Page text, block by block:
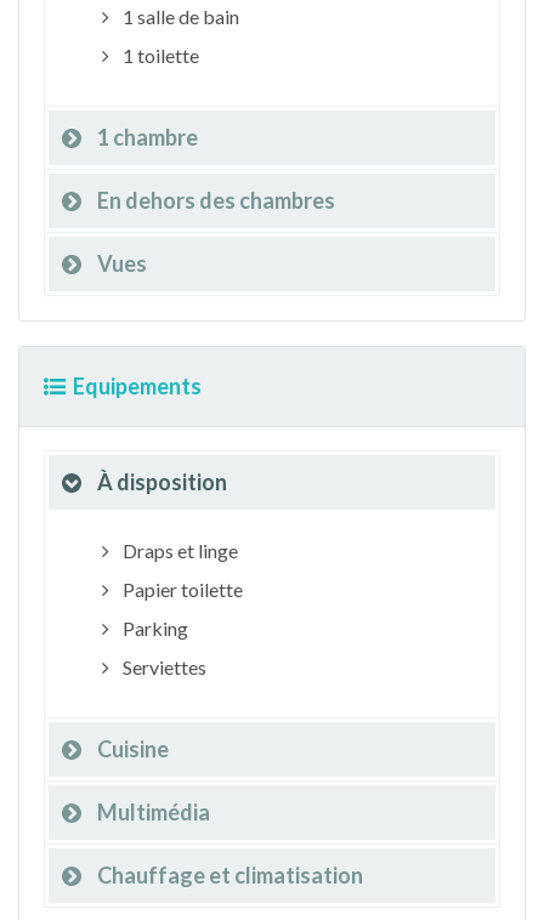
1 salle de bain
1 toilette
1 chambre
En dehors des chambres
Vues
Equipements
À disposition
Draps et linge
Papier toilette
Parking
Serviettes
Cuisine
Multimédia
Chauffage et climatisation